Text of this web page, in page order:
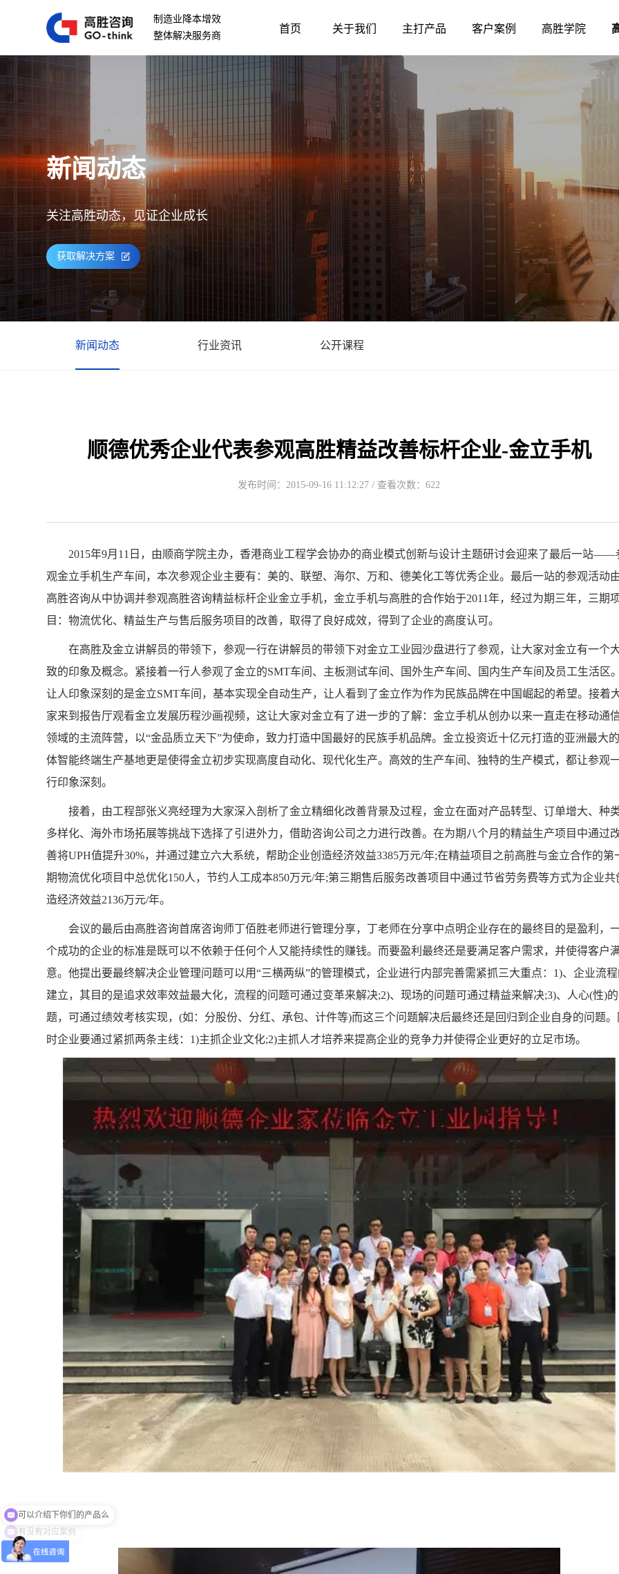
制造业降本增效
整体解决服务商
首页 关于我们 主打产品 客户案例 高胜学院
新闻动态
关注高胜动态，见证企业成长
获取解决方案
新闻动态 行业资讯 公开课程
顺德优秀企业代表参观高胜精益改善标杆企业-金立手机
发布时间：2015-09-16 11:12:27 / 查看次数：622
2015年9月11日，由顺商学院主办，香港商业工程学会协办的商业模式创新与设计主题研讨会迎来了最后一站——
观金立手机生产车间，本次参观企业主要有：美的、联塑、海尔、万和、德美化工等优秀企业。最后一站的参观活动
高胜咨询从中协调并参观高胜咨询精益标杆企业金立手机，金立手机与高胜的合作始于2011年，经过为期三年，三期
目：物流优化、精益生产与售后服务项目的改善，取得了良好成效，得到了企业的高度认可。
在高胜及金立讲解员的带领下，参观一行在讲解员的带领下对金立工业园沙盘进行了参观，让大家对金立有一个
致的印象及概念。紧接着一行人参观了金立的SMT车间、主板测试车间、国外生产车间、国内生产车间及员工生活区。
让人印象深刻的是金立SMT车间，基本实现全自动生产，让人看到了金立作为作为民族品牌在中国崛起的希望。接着
家来到报告厅观看金立发展历程沙画视频，这让大家对金立有了进一步的了解：金立手机从创办以来一直走在移动通
领域的主流阵营，以“金品质立天下”为使命，致力打造中国最好的民族手机品牌。金立投资近十亿元打造的亚洲最大
体智能终端生产基地更是使得金立初步实现高度自动化、现代化生产。高效的生产车间、独特的生产模式，都让参观
行印象深刻。
接着，由工程部张义亮经理为大家深入剖析了金立精细化改善背景及过程，金立在面对产品转型、订单增大、种
多样化、海外市场拓展等挑战下选择了引进外力，借助咨询公司之力进行改善。在为期八个月的精益生产项目中通过
善将UPH值提升30%，并通过建立六大系统，帮助企业创造经济效益3385万元/年;在精益项目之前高胜与金立合作的第
期物流优化项目中总优化150人，节约人工成本850万元/年;第三期售后服务改善项目中通过节省劳务费等方式为企业共
造经济效益2136万元/年。
会议的最后由高胜咨询首席咨询师丁佰胜老师进行管理分享，丁老师在分享中点明企业存在的最终目的是盈利，
个成功的企业的标准是既可以不依赖于任何个人又能持续性的赚钱。而要盈利最终还是要满足客户需求，并使得客户
意。他提出要最终解决企业管理问题可以用“三横两纵”的管理模式，企业进行内部完善需紧抓三大重点：1)、企业流程
建立，其目的是追求效率效益最大化，流程的问题可通过变革来解决;2)、现场的问题可通过精益来解决;3)、人心(性)的
题，可通过绩效考核实现，(如：分股份、分红、承包、计件等)而这三个问题解决后最终还是回归到企业自身的问题。
时企业要通过紧抓两条主线：1)主抓企业文化;2)主抓人才培养来提高企业的竞争力并使得企业更好的立足市场。
有没有对应案例